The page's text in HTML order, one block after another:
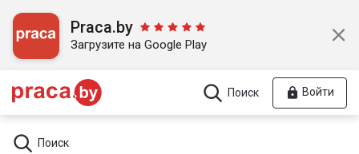
Praca.by
Загрузите на Google Play
Поиск Войти
Поиск